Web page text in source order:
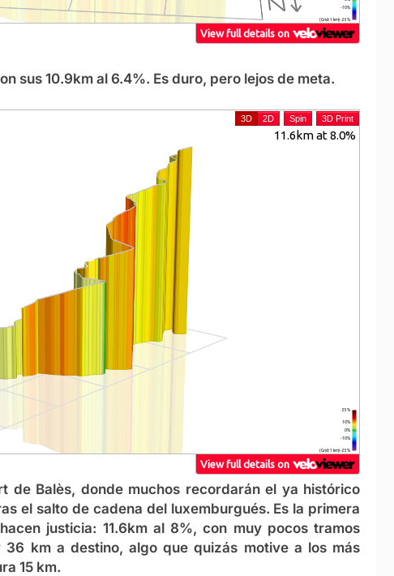
sus 10.9km al 6.4%. Es duro, pero lejos de meta.
de Balès, donde muchos recordarán el ya histórico
el salto de cadena del luxemburgués. Es la primera
justicia: 11.6km al 8%, con muy pocos tramos
km a destino, algo que quizás motive a los más
15 km.